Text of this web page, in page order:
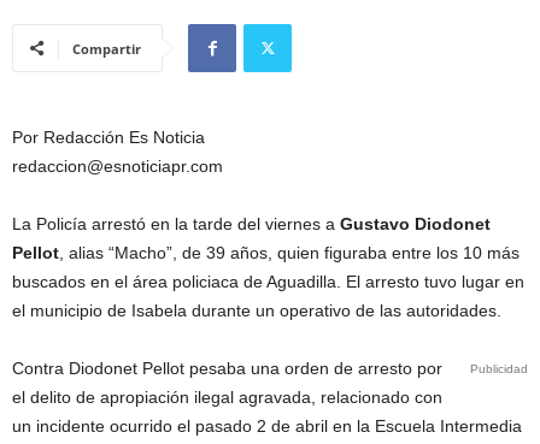
Compartir
Por Redacción Es Noticia
redaccion@esnoticiapr.com
La Policía arrestó en la tarde del viernes a Gustavo Diodonet
Pellot , alias “Macho”, de 39 años, quien figuraba entre los 10 más
buscados en el área policiaca de Aguadilla. El arresto tuvo lugar en
el municipio de Isabela durante un operativo de las autoridades.
Publicidad
Contra Diodonet Pellot pesaba una orden de arresto por
el delito de apropiación ilegal agravada, relacionado con
un incidente ocurrido el pasado 2 de abril en la Escuela Intermedia